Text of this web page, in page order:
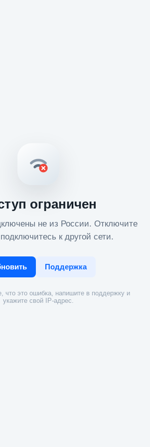
ограничен
не из России. Отключите
к другой сети.
Поддержка
что это ошибка, напишите в поддержку и
укажите свой IP-адрес.